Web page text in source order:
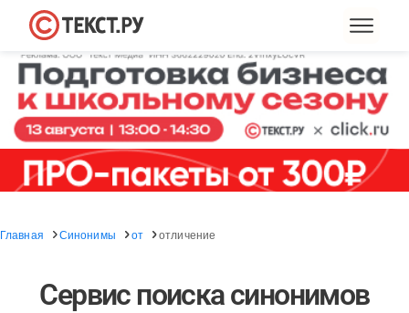
Главная Синонимы от отличение
Сервис поиска синонимов